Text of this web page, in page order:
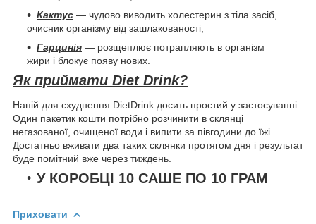
Кактус ― чудово виводить холестерин з тіла засіб,
очисник організму від зашлакованості;
Гарцинія ― розщеплює потрапляють в організм
жири і блокує появу нових.
Як приймати Diet Drink?
Напій для схуднення DietDrink досить простий у застосуванні.
Один пакетик кошти потрібно розчинити в склянці
негазованої, очищеної води і випити за півгодини до їжі.
Достатньо вживати два таких склянки протягом дня і результат
буде помітний вже через тиждень.
У КОРОБЦІ 10 САШЕ ПО 10 ГРАМ
Приховати